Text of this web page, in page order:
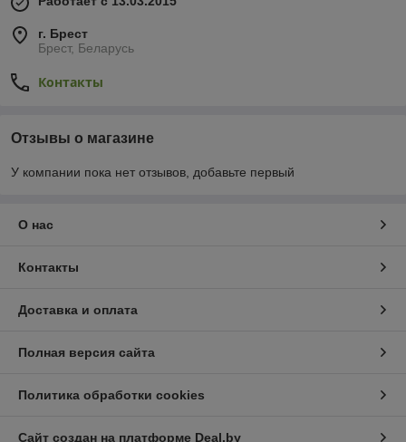
г. Брест
Брест, Беларусь
Контакты
Отзывы о магазине
У компании пока нет отзывов, добавьте первый
О нас
Контакты
Доставка и оплата
Полная версия сайта
Политика обработки cookies
Сайт создан на платформе Deal.by